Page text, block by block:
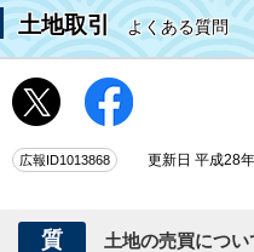
土地取引 よくある質問
広報ID1013868 更新日 平成28年
質
土地の売買につい